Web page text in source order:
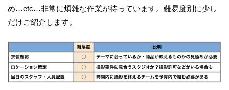
め…etc…非常に煩雑な作業が待っています。難易度別に少し
だけご紹介します。